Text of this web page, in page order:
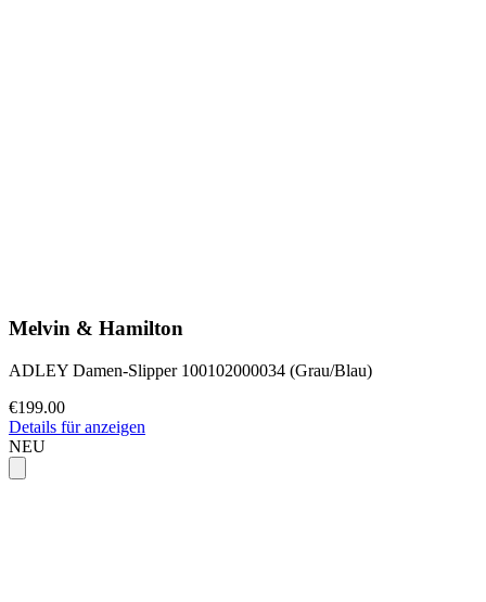
Melvin & Hamilton
ADLEY Damen-Slipper 100102000034 (Grau/Blau)
€199.00
Details für anzeigen
NEU